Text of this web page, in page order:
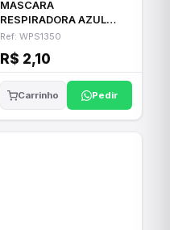
MASCARA
RESPIRADORA AZUL
PFF2 C/VALVULA
Ref: WPS1350
R$ 2,10
Carrinho Pedir